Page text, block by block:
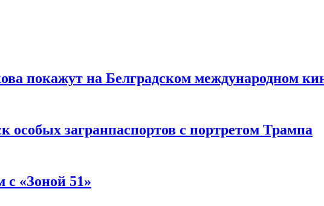
покажут на Белградском международном
загранпаспортов с портретом Трампа
«Зоной 51»